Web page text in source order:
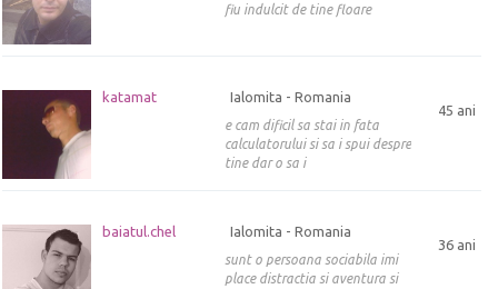
fiu indulcit de tine floare
katamat
45 ani
Ialomita - Romania
e cam dificil sa stai in fata
calculatorului si sa i spui despre
tine dar o sa i
baiatul.chel
36 ani
Ialomita - Romania
sunt o persoana sociabila imi
place distractia si aventura si